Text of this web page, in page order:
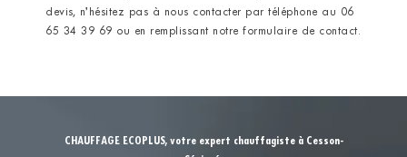
devis, n’hésitez pas à nous contacter par téléphone au 06
65 34 39 69 ou en remplissant notre formulaire de contact.
CHAUFFAGE ECOPLUS, votre expert chauffagiste à Cesson-